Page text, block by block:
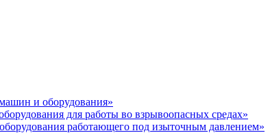
и оборудования»
для работы во взрывоопасных средах»
работающего под изыточным давлением»